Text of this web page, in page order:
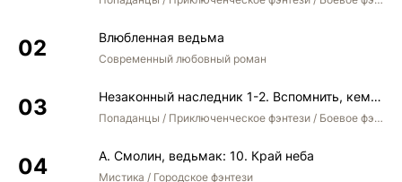
Влюбленная ведьма
Современный любовный роман
Незаконный наследник 1-2. Вспомнить, кем был. Стать собой. Остаться собой
Попаданцы / Приключенческое фэнтези / Боевое фэнтези / Юмористическое фэнтези
А. Смолин, ведьмак: 10. Край неба
Мистика / Городское фэнтези